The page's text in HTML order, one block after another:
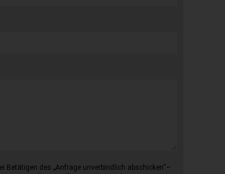
Betätigen des „Anfrage unverbindlich abschicken“–